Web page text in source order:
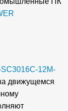
SC3016C-12M-
движущемся